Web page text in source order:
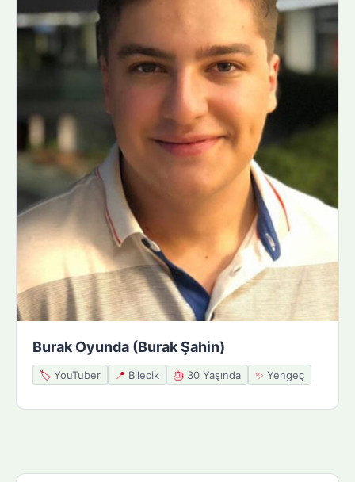
Burak Oyunda (Burak Şahin)
🏷️ YouTuber 📍 Bilecik 🎂 30 Yaşında ✨ Yengeç